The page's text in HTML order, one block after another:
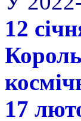
12
17